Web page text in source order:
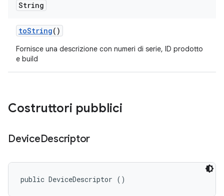
String
toString()
Fornisce una descrizione con numeri di serie, ID prodotto
e build
Costruttori pubblici
DeviceDescriptor
public DeviceDescriptor ()